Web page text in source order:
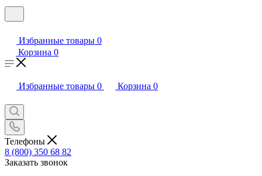
Избранные товары 0
Корзина 0
Избранные товары 0 Корзина 0
Телефоны
8 (800) 350 68 82
Заказать звонок